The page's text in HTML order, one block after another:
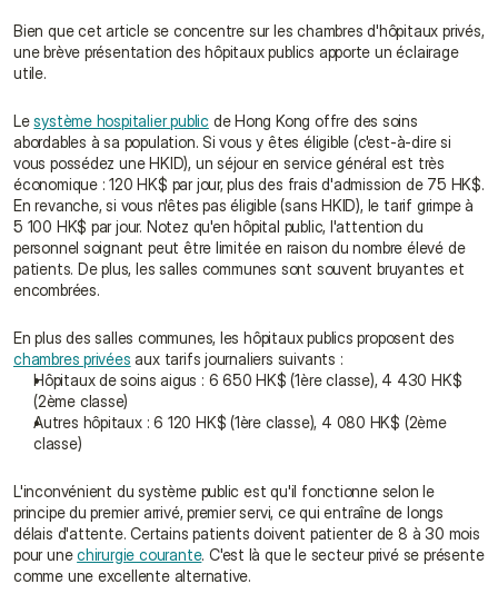
Bien que cet article se concentre sur les chambres d'hôpitaux privés,
une brève présentation des hôpitaux publics apporte un éclairage
utile.
Le système hospitalier public de Hong Kong offre des soins
abordables à sa population. Si vous y êtes éligible (c'est-à-dire si
vous possédez une HKID), un séjour en service général est très
économique : 120 HK$ par jour, plus des frais d'admission de 75 HK$.
En revanche, si vous n'êtes pas éligible (sans HKID), le tarif grimpe à
5 100 HK$ par jour. Notez qu'en hôpital public, l'attention du
personnel soignant peut être limitée en raison du nombre élevé de
patients. De plus, les salles communes sont souvent bruyantes et
encombrées.
chambres privées aux tarifs journaliers suivants :
Hôpitaux de soins aigus : 6 650 HK$ (1ère classe), 4 430 HK$
(2ème classe)
Autres hôpitaux : 6 120 HK$ (1ère classe), 4 080 HK$ (2ème
classe)
L'inconvénient du système public est qu'il fonctionne selon le
principe du premier arrivé, premier servi, ce qui entraîne de longs
délais d'attente. Certains patients doivent patienter de 8 à 30 mois
pour une chirurgie courante. C'est là que le secteur privé se présente
comme une excellente alternative.